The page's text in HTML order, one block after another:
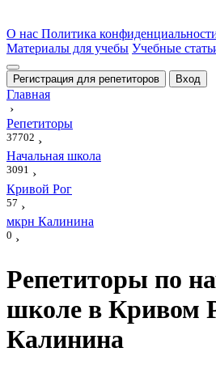
О нас Политика
Материалы для учебы Учебные
Регистрация для репетиторов Вход
Главная
›
Репетиторы
37702 ›
Начальная школа
3091 ›
Кривой Рог
57 ›
мкрн Калинина
0 ›
Репетиторы по
школе в Кривом
Калинина